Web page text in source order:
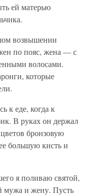
ей матерью
возвышении
по пояс, жена — с
волосами.
которые
к еде, когда к
В руках он держал
бронзовую
большую кисть и
я поливаю святой,
мужа и жену. Пусть